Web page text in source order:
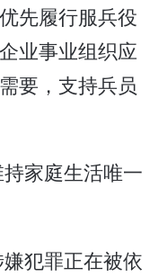
先履行服兵役
业事业组织应
要，支持兵员
家庭生活唯一
犯罪正在被依